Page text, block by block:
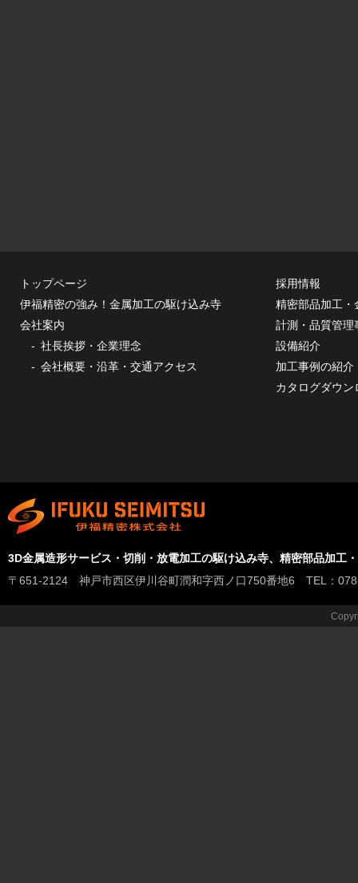
トップページ
伊福精密の強み！金属加工の駆け込み寺
会社案内
社長挨拶・企業理念
会社概要・沿革・交通アクセス
採用情報
精密部品加工・
計測・品質管理
設備紹介
加工事例の紹介
カタログダウン
3D金属造形サービス・切削・放電加工の駆け込み寺、精密部品加工
〒651-2124 神戸市西区伊川谷町潤和字西ノ口750番地6 TEL：